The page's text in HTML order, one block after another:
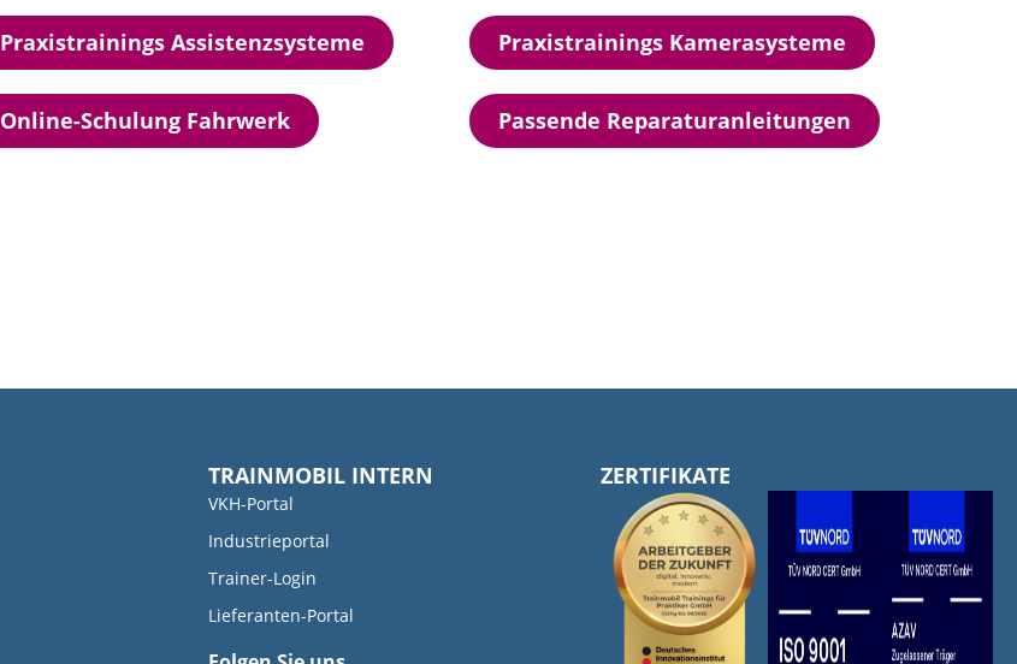
Praxistrainings Assistenzsysteme Praxistrainings Kamerasysteme
Online-Schulung Fahrwerk Passende Reparaturanleitungen
TRAINMOBIL INTERN
VKH-Portal
Industrieportal
Trainer-Login
Lieferanten-Portal
ZERTIFIKATE